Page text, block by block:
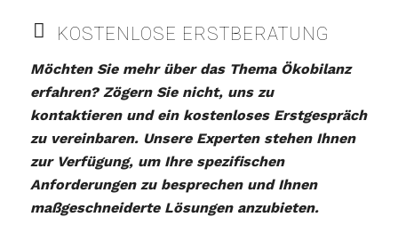
KOSTENLOSE ERSTBERATUNG
Möchten Sie mehr über das Thema Ökobilanz
erfahren? Zögern Sie nicht, uns zu
kontaktieren und ein kostenloses Erstgespräch
zu vereinbaren. Unsere Experten stehen Ihnen
zur Verfügung, um Ihre spezifischen
Anforderungen zu besprechen und Ihnen
maßgeschneiderte Lösungen anzubieten.